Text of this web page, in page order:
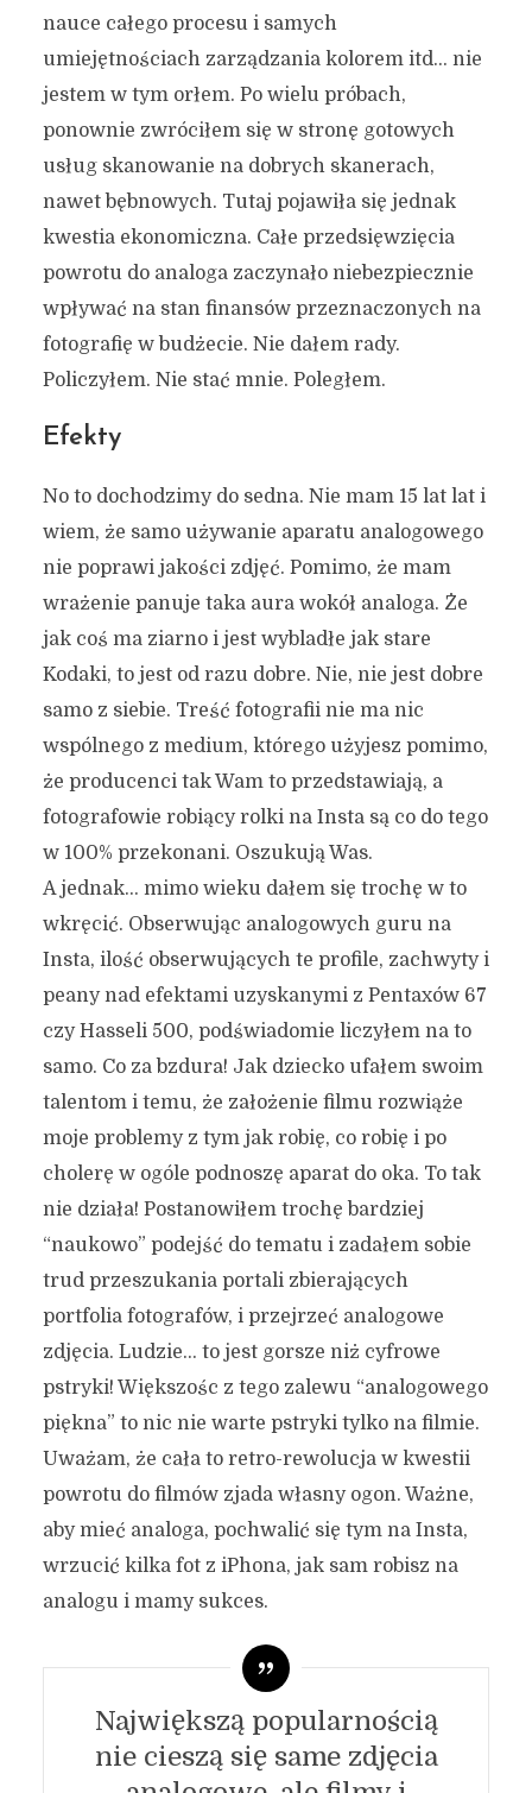
Dlaczego nie wrócę do
analoga
2025-11-01
nauce całego procesu i samych
umiejętnościach zarządzania kolorem itd… nie
jestem w tym orłem. Po wielu próbach,
ponownie zwróciłem się w stronę gotowych
usług skanowanie na dobrych skanerach,
nawet bębnowych. Tutaj pojawiła się jednak
kwestia ekonomiczna. Całe przedsięwzięcia
powrotu do analoga zaczynało niebezpiecznie
wpływać na stan finansów przeznaczonych na
fotografię w budżecie. Nie dałem rady.
Policzyłem. Nie stać mnie. Poległem.
Efekty
No to dochodzimy do sedna. Nie mam 15 lat lat i
wiem, że samo używanie aparatu analogowego
nie poprawi jakości zdjęć. Pomimo, że mam
wrażenie panuje taka aura wokół analoga. Że
jak coś ma ziarno i jest wybladłe jak stare
Kodaki, to jest od razu dobre. Nie, nie jest dobre
samo z siebie. Treść fotografii nie ma nic
wspólnego z medium, którego użyjesz pomimo,
że producenci tak Wam to przedstawiają, a
fotografowie robiący rolki na Insta są co do tego
w 100% przekonani. Oszukują Was.
A jednak… mimo wieku dałem się trochę w to
wkręcić. Obserwując analogowych guru na
Insta, ilość obserwujących te profile, zachwyty i
peany nad efektami uzyskanymi z Pentaxów 67
czy Hasseli 500, podświadomie liczyłem na to
samo. Co za bzdura! Jak dziecko ufałem swoim
talentom i temu, że założenie filmu rozwiąże
moje problemy z tym jak robię, co robię i po
cholerę w ogóle podnoszę aparat do oka. To tak
nie działa! Postanowiłem trochę bardziej
“naukowo” podejść do tematu i zadałem sobie
trud przeszukania portali zbierających
portfolia fotografów, i przejrzeć analogowe
zdjęcia. Ludzie… to jest gorsze niż cyfrowe
pstryki! Większośc z tego zalewu “analogowego
piękna” to nic nie warte pstryki tylko na filmie.
Uważam, że cała to retro-rewolucja w kwestii
powrotu do filmów zjada własny ogon. Ważne,
aby mieć analoga, pochwalić się tym na Insta,
wrzucić kilka fot z iPhona, jak sam robisz na
analogu i mamy sukces.
Największą popularnością
nie cieszą się same zdjęcia